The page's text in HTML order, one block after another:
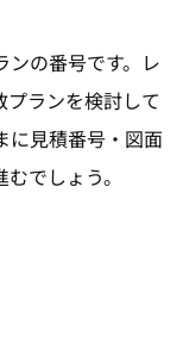
ンの番号です。レ
ランを検討して
に見積番号・図面
でしょう。